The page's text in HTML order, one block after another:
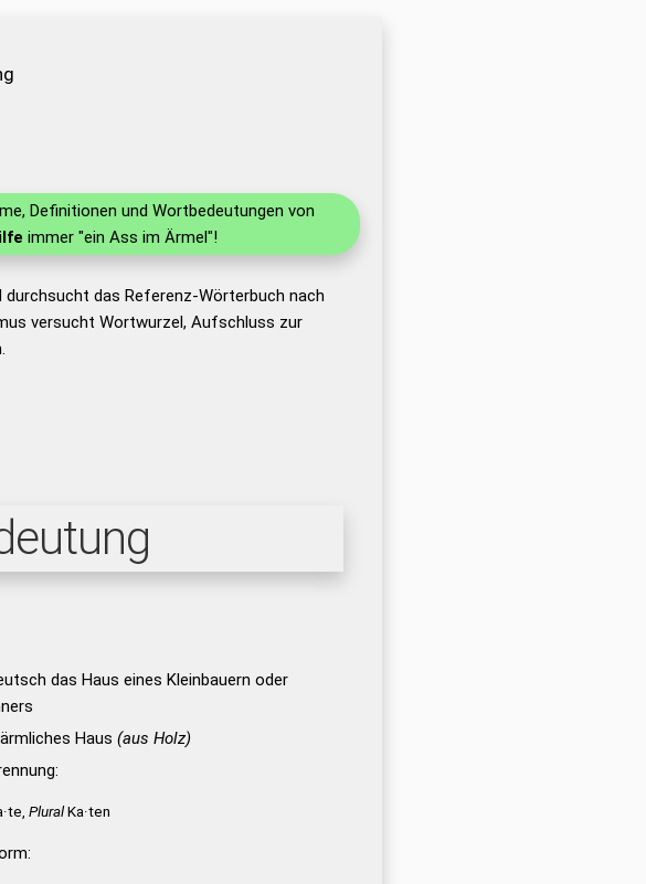
Definitionen und Wortbedeutungen von
immer "ein Ass im Ärmel"!
das Referenz-Wörterbuch nach
versucht Wortwurzel, Aufschluss zur
das Haus eines Kleinbauern oder
Haus (aus Holz)
PluralKa·ten